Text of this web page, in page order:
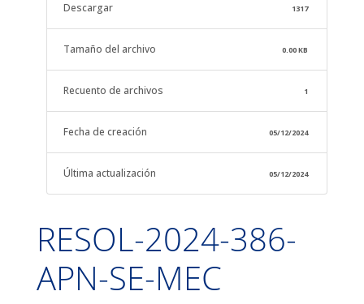
Descargar 1317
Tamaño del archivo 0.00 KB
Recuento de archivos 1
Fecha de creación 05/12/2024
Última actualización 05/12/2024
RESOL-2024-386-
APN-SE-MEC